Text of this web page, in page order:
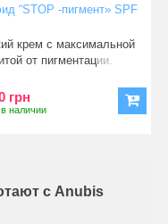
“STOP -пигмент» SPF
крем с максимальной
от пигментации.
грн
наличии
с Anubis